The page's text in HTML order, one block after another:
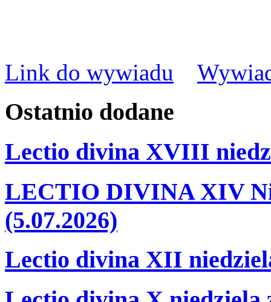
Link do wywiadu
Ostatnio dodane
Lectio divina XVIII
LECTIO DIVINA XIV
(5.07.2026)
Lectio divina XII